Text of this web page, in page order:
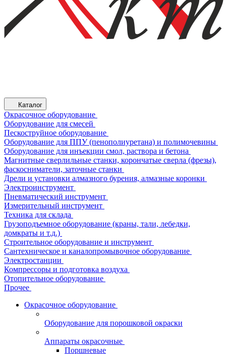
Каталог
Окрасочное оборудование
Оборудование для смесей
Пескоструйное оборудование
Оборудование для ППУ (пенополиуретана) и полимочевины
Оборудование для инъекции смол, раствора и бетона
Магнитные сверлильные станки, корончатые сверла (фрезы),
фаскосниматели, заточные станки
Дрели и установки алмазного бурения, алмазные коронки
Электроинструмент
Пневматический инструмент
Измерительный инструмент
Техника для склада
Грузоподъемное оборудование (краны, тали, лебедки,
домкраты и т.д.)
Строительное оборудование и инструмент
Сантехническое и каналопромывочное оборудование
Электростанции
Компрессоры и подготовка воздуха
Отопительное оборудование
Прочее
Окрасочное оборудование
Оборудование для порошковой окраски
Аппараты окрасочные
Поршневые